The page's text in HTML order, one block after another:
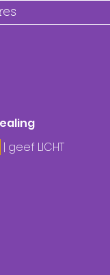
| geef LICHT